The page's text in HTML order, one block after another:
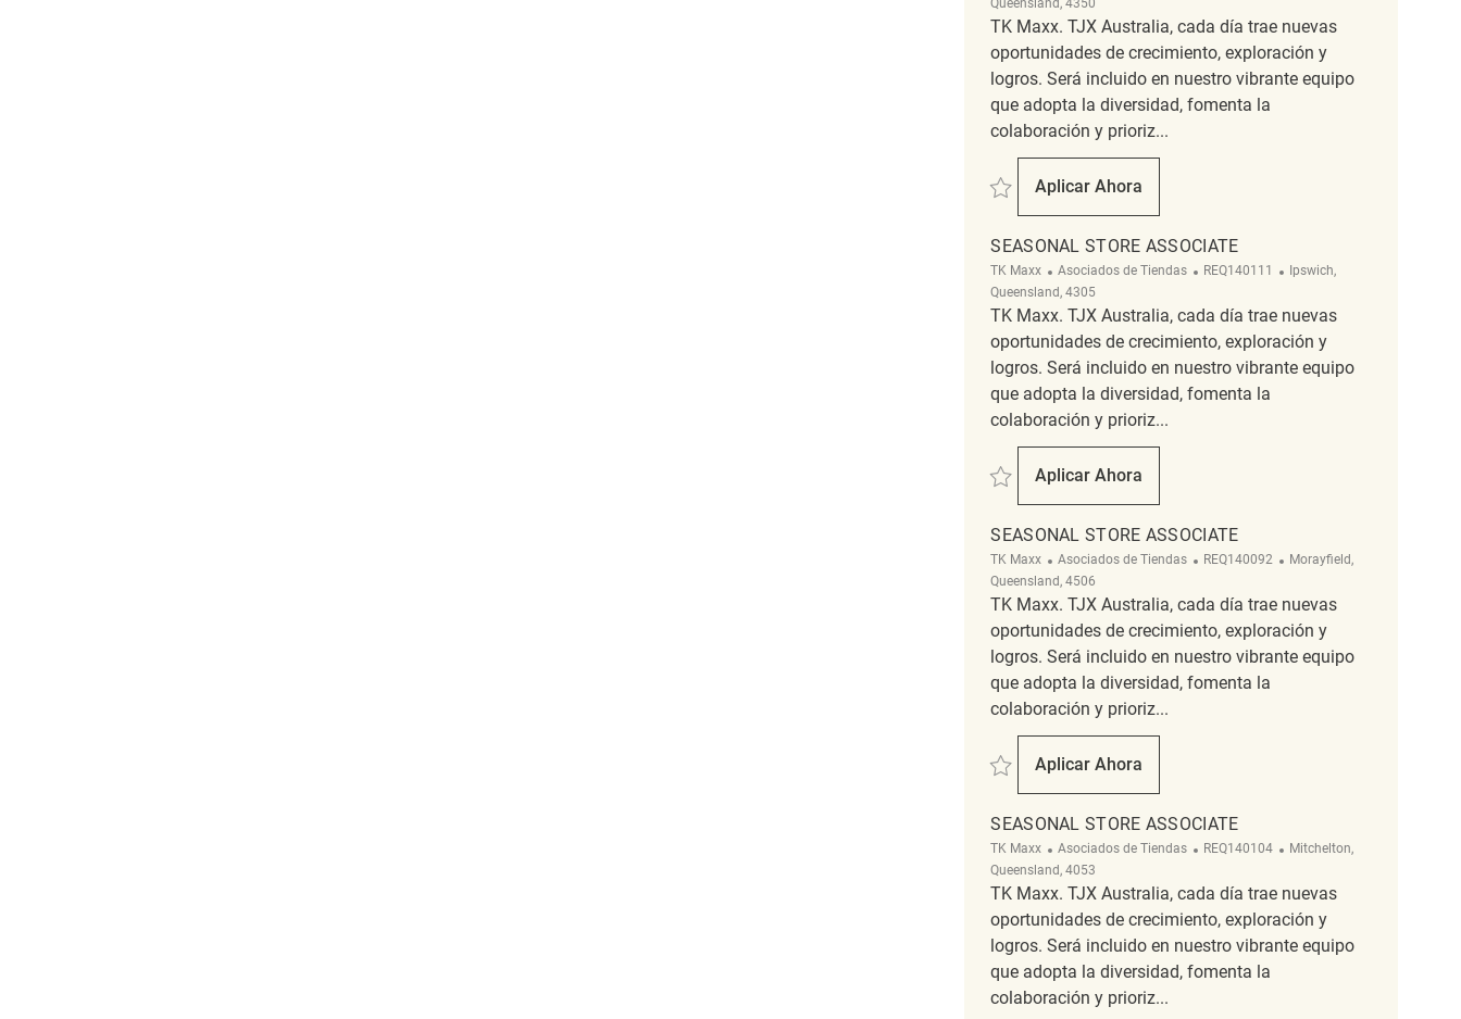
Queensland, 4350
TK Maxx. TJX Australia, cada día trae nuevas
oportunidades de crecimiento, exploración y
logros. Será incluido en nuestro vibrante equipo
que adopta la diversidad, fomenta la
colaboración y prioriz...
Salvar SEASONAL Store Associate REQ140112
Aplicar Ahora
SEASONAL Store Associate
SEASONAL STORE ASSOCIATE
TK Maxx Categoría
Asociados de Tiendas ReqId
REQ140111 Ubicación
Ipswich,
Queensland, 4305
TK Maxx. TJX Australia, cada día trae nuevas
oportunidades de crecimiento, exploración y
logros. Será incluido en nuestro vibrante equipo
que adopta la diversidad, fomenta la
colaboración y prioriz...
Salvar SEASONAL Store Associate REQ140111
Aplicar Ahora
SEASONAL Store Associate
SEASONAL STORE ASSOCIATE
TK Maxx Categoría
Asociados de Tiendas ReqId
REQ140092 Ubicación
Morayfield,
Queensland, 4506
TK Maxx. TJX Australia, cada día trae nuevas
oportunidades de crecimiento, exploración y
logros. Será incluido en nuestro vibrante equipo
que adopta la diversidad, fomenta la
colaboración y prioriz...
Salvar SEASONAL Store Associate REQ140092
Aplicar Ahora
SEASONAL Store Associate
SEASONAL STORE ASSOCIATE
TK Maxx Categoría
Asociados de Tiendas ReqId
REQ140104 Ubicación
Mitchelton,
Queensland, 4053
TK Maxx. TJX Australia, cada día trae nuevas
oportunidades de crecimiento, exploración y
logros. Será incluido en nuestro vibrante equipo
que adopta la diversidad, fomenta la
colaboración y prioriz...